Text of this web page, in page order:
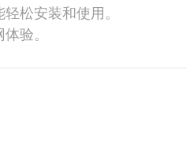
松安装和使用。
验。